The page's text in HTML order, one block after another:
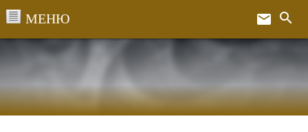
email search